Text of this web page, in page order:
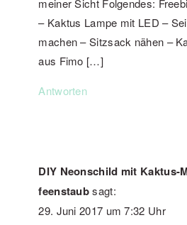
meiner Sicht Folgendes:
– Kaktus Lampe mit LED –
machen – Sitzsack nähen –
aus Fimo […]
Antworten
DIY Neonschild mit Kaktus-
feenstaub sagt:
29. Juni 2017 um 7:32 Uhr